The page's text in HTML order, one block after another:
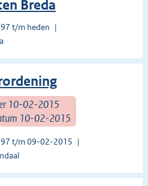
Breda
t/m heden
10-02-2015
10-02-2015
t/m 09-02-2015